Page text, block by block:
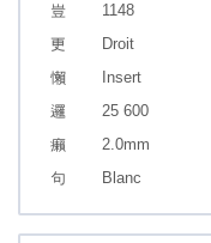
1148
Droit
Insert
25 600
2.0mm
Blanc